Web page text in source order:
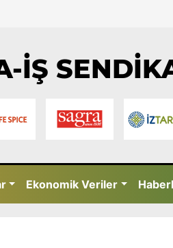
İŞ
Ekonomik Veriler